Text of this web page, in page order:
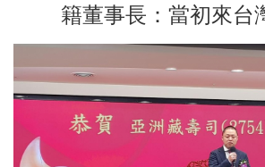
籍董事長：當初來台